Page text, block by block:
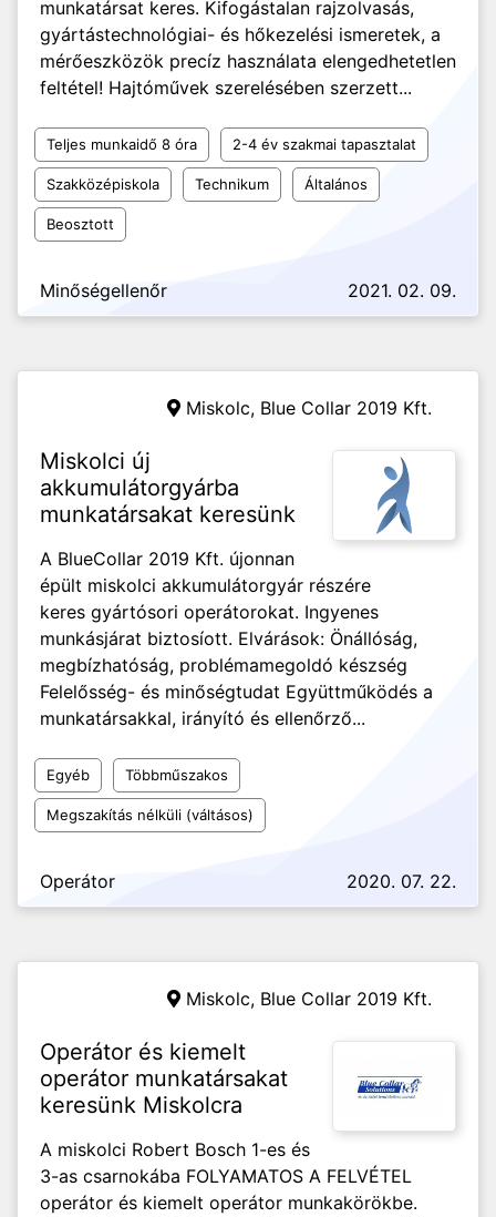
munkatársat keres. Kifogástalan rajzolvasás,
gyártástechnológiai- és hőkezelési ismeretek, a
mérőeszközök precíz használata elengedhetetlen
feltétel! Hajtóművek szerelésében szerzett...
Teljes munkaidő 8 óra 2-4 év szakmai tapasztalat
Szakközépiskola Technikum Általános
Beosztott
Minőségellenőr 2021. 02. 09.
Miskolc, Blue Collar 2019 Kft.
Miskolci új
akkumulátorgyárba
munkatársakat keresünk
A BlueCollar 2019 Kft. újonnan
épült miskolci akkumulátorgyár részére
keres gyártósori operátorokat. Ingyenes
munkásjárat biztosíott. Elvárások: Önállóság,
megbízhatóság, problémamegoldó készség
Felelősség- és minőségtudat Együttműködés a
munkatársakkal, irányító és ellenőrző...
Egyéb Többműszakos
Megszakítás nélküli (váltásos)
Operátor 2020. 07. 22.
Miskolc, Blue Collar 2019 Kft.
Operátor és kiemelt
operátor munkatársakat
keresünk Miskolcra
A miskolci Robert Bosch 1-es és
3-as csarnokába FOLYAMATOS A FELVÉTEL
operátor és kiemelt operátor munkakörökbe.